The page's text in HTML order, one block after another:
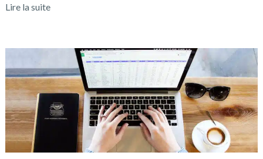
Lire la suite